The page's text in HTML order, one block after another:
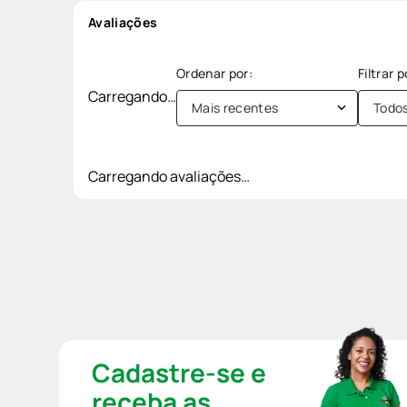
Avaliações
Carregando…
Mais recentes
Carregando avaliações…
Cadastre-se e